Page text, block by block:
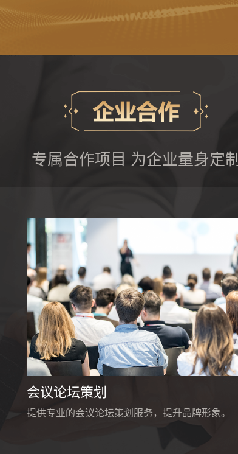
专属合作项目 为企业量身定制
个性化方案
会议论坛策划
提供专业的会议论坛策划服务，提升品牌形象。